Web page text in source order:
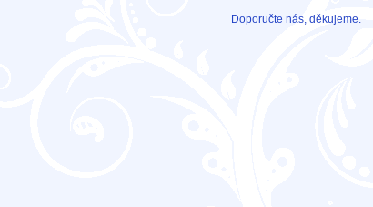
Doporučte nás, děkujeme.